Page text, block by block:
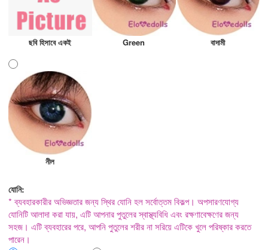
ছবি হিসাবে একই Green বাদামী
নীল
যোনি:
* ব্যবহারকারীর অভিজ্ঞতার জন্য স্থির যোনি হল সর্বোত্তম বিকল্প। অপসারণযোগ্য
যোনিটি আলাদা করা যায়, এটি আপনার পুতুলের স্বাস্থ্যবিধি এবং রক্ষণাবেক্ষণের জন্য
সহজ। এটি ব্যবহারের পরে, আপনি পুতুলের শরীর না সরিয়ে এটিকে খুলে পরিষ্কার করতে
পারেন।